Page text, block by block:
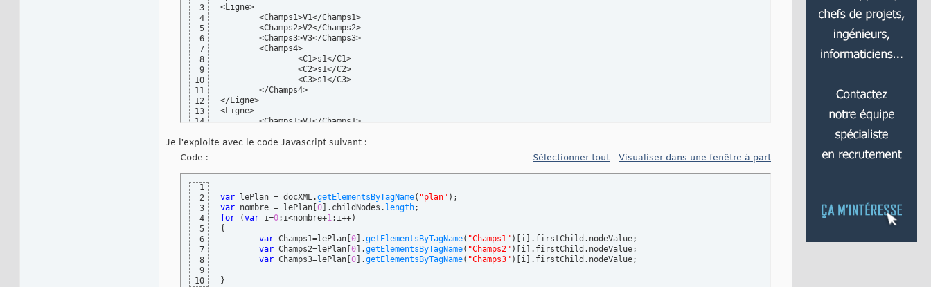
3
4
5
6
7
8
9
10
11
12
13
14
16
17
18
19
20
21
22
23
<Ligne>
</Ligne>
<Ligne>
	<Champs3>V3</Champs3>
		<C2>s1</C2>
	</Champs4>
</Ligne>
</plan>
Je l'exploite avec le code Javascript suivant :
Code :
Sélectionner tout - Visualiser dans une fenêtre à part
1
2
3
4
5
6
7
8
9
10
var lePlan = docXML.getElementsByTagName( "plan" )
var nombre = lePlan 0 .childNodes. length
for
(var i=0;i<nombre+1;i++)
{
var Champs1=lePlan 0 .getElementsByTagName( "Champs1" ) i
.firstChild.nodeValue;
var Champs2=lePlan 0 .getElementsByTagName( "Champs2" ) i
.firstChild.nodeValue;
var Champs3=lePlan 0 .getElementsByTagName( "Champs3" ) i .firstChild.nodeValue;
}